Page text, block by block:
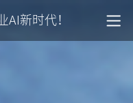
AI新时代！